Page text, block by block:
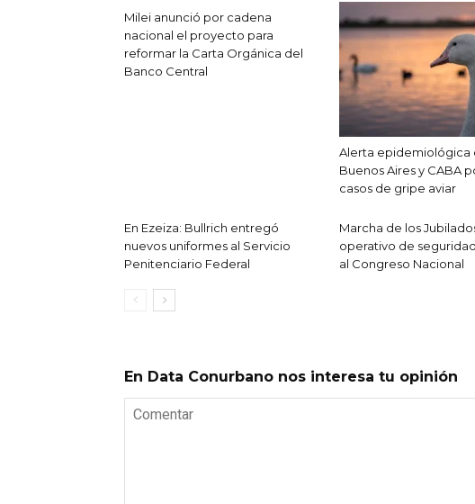
Milei anunció por cadena
nacional el proyecto para
reformar la Carta Orgánica del
Banco Central
Alerta epidemiológica
Buenos Aires y CABA
casos de gripe aviar
En Ezeiza: Bullrich entregó
nuevos uniformes al Servicio
Penitenciario Federal
Marcha de los
operativo de
al Congreso Nacional
En Data Conurbano nos interesa tu opinión